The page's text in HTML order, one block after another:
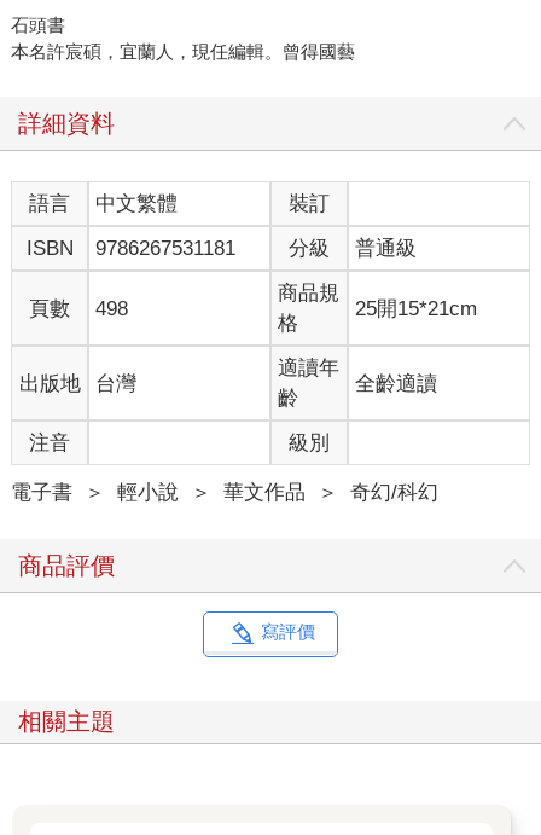
石頭書
本名許宸碩，宜蘭人，現任編輯。曾得國藝
詳細資料
語言 中文繁體
裝訂
ISBN
9786267531181 分級 普通級
頁數 498
商品規
格
25開15*21cm
出版地 台灣
適讀年
齡
全齡適讀
注音 級別
電子書 ＞ 輕小說 ＞ 華文作品 ＞ 奇幻/科幻
商品評價
寫評價
相關主題